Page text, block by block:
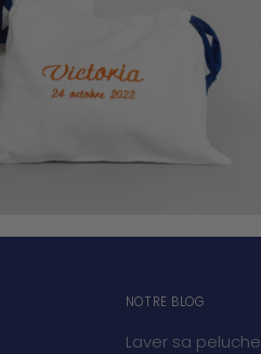
NOTRE BLOG
Laver sa peluche